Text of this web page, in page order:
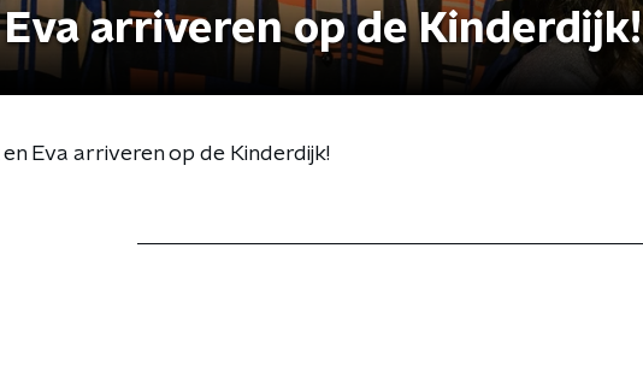
Eva arriveren op de Kinderdijk!
en Eva arriveren op de Kinderdijk!